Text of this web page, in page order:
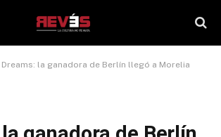
Dreams: la ganadora de Berlín llegó a Morelia